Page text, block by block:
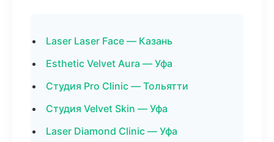
Laser Laser Face — Казань
Esthetic Velvet Aura — Уфа
Студия Pro Clinic — Тольятти
Студия Velvet Skin — Уфа
Laser Diamond Clinic — Уфа